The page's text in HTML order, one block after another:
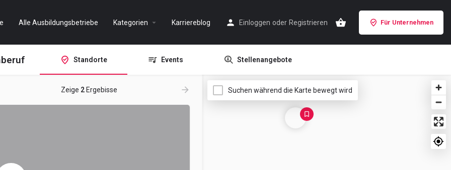
Alle Ausbildungsbetriebe Kategorien Karriereblog Einloggen oder Registrieren Für Unternehmen
Standorte Events Stellenangebote
Zeige 2 Ergebisse Suchen während die Karte bewegt wird